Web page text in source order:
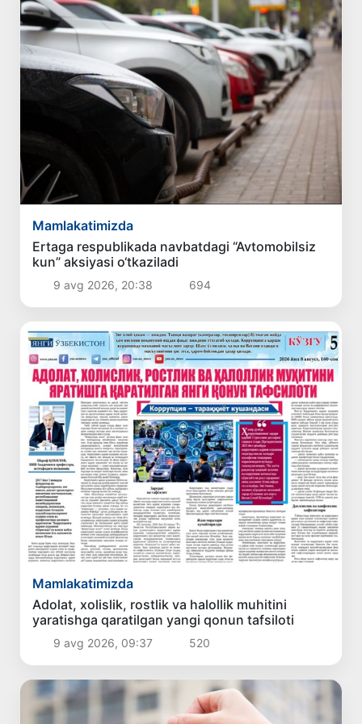
Mamlakatimizda
Ertaga respublikada navbatdagi “Avtomobilsiz
kun” aksiyasi o‘tkaziladi
9 avg 2026, 20:38 694
Mamlakatimizda
Adolat, xolislik, rostlik va halollik muhitini
yaratishga qaratilgan yangi qonun tafsiloti
9 avg 2026, 09:37 520